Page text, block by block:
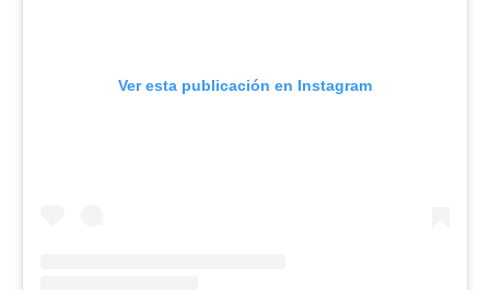
Ver esta publicación en Instagram